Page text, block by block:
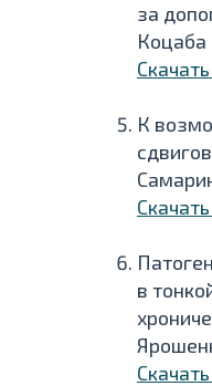
за
Коцаба
К
в